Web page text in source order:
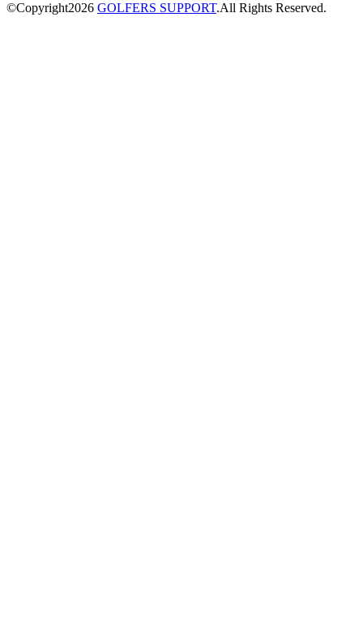
©Copyright2026 GOLFERS SUPPORT.All Rights Reserved.